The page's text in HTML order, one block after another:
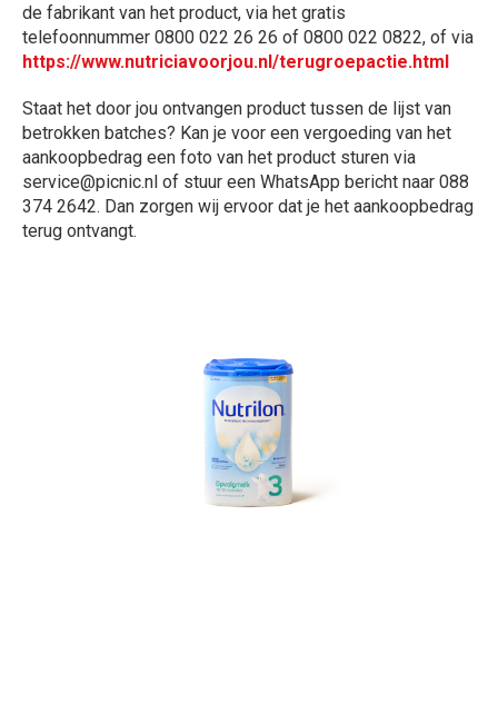
de fabrikant van het product, via het gratis
telefoonnummer 0800 022 26 26 of 0800 022 0822, of via
https://www.nutriciavoorjou.nl/terugroepactie.html
Staat het door jou ontvangen product tussen de lijst van
betrokken batches? Kan je voor een vergoeding van het
aankoopbedrag een foto van het product sturen via
service@picnic.nl of stuur een WhatsApp bericht naar 088
374 2642. Dan zorgen wij ervoor dat je het aankoopbedrag
terug ontvangt.